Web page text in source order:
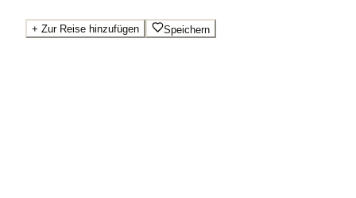
+ Zur Reise hinzufügen Speichern